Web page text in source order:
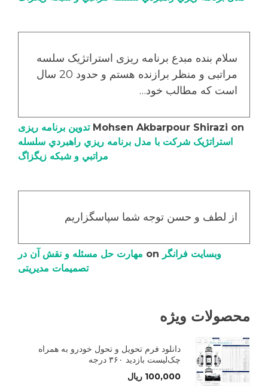
سلام بنده مبدع برنامه ریزی استراتژیک سلسه
مراتبی و منظر برازنده هستم و حدود 20 سال
است که مطالب خود…
Mohsen Akbarpour Shirazi on
تدوین برنامه ریزی
استراتژیک شرکت با مدل برنامه ریزي راهبردي سلسله
مراتبي و شبکه زیگزاگ
از لطف و حسن توجه شما سپاسگزاریم
وبسایت فرانگر
مهارت حل مسئله و نقش آن در
تصمیمات مدیریتی
محصولات ویژه
دانلود فرم تحویل و تحول خودرو به همراه
چک‌لیست بازدید ۳۶۰ درجه
100,000 ریال